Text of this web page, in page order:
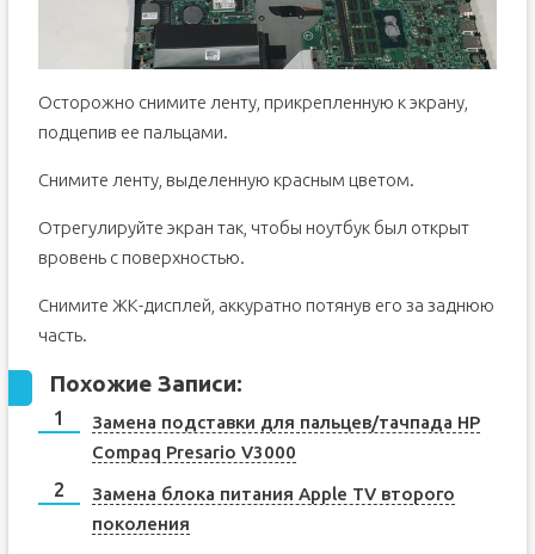
Осторожно снимите ленту, прикрепленную к экрану,
подцепив ее пальцами.
Снимите ленту, выделенную красным цветом.
Отрегулируйте экран так, чтобы ноутбук был открыт
вровень с поверхностью.
Снимите ЖК-дисплей, аккуратно потянув его за заднюю
часть.
Похожие Записи:
Замена подставки для пальцев/тачпада HP
Compaq Presario V3000
Замена блока питания Apple TV второго
поколения